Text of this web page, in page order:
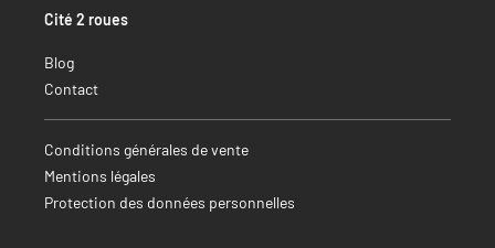
Cité 2 roues
Blog
Contact
Conditions générales de vente
Mentions légales
Protection des données personnelles